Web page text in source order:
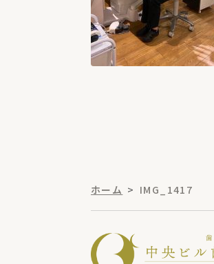
ホーム IMG_1417